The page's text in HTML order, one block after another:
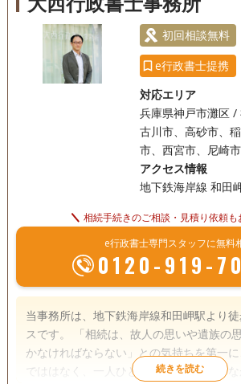
初回相談無料
e行政書士提携
対応エリア
兵庫県神戸市灘区 /
古川市、高砂市、
市、西宮市、尼崎
アクセス情報
地下鉄海岸線 和田
相続手続きのご相談・見積り依頼も
e行政書士専門スタッフに無料
0120-919-
当事務所は、地下鉄海岸線和田岬駅より
スです。 「相続は、故人の思いや遺族の
かなければならない」との気持ちを第一
でははなく、一人ひとりの話に耳を傾けな